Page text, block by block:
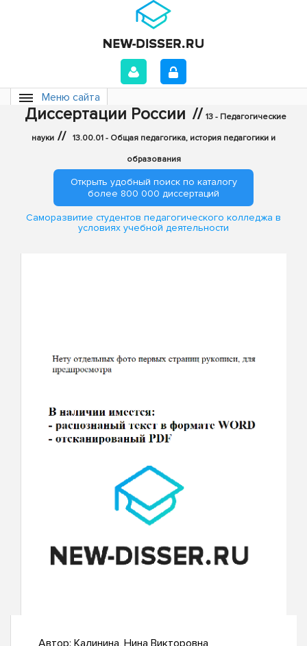
Меню сайта
Диссертации России // 13 - Педагогические
науки // 13.00.01 - Общая педагогика, история педагогики и
образования
Открыть удобный поиск по каталогу
более 800 000 диссертаций
Саморазвитие студентов педагогического колледжа в
условиях учебной деятельности